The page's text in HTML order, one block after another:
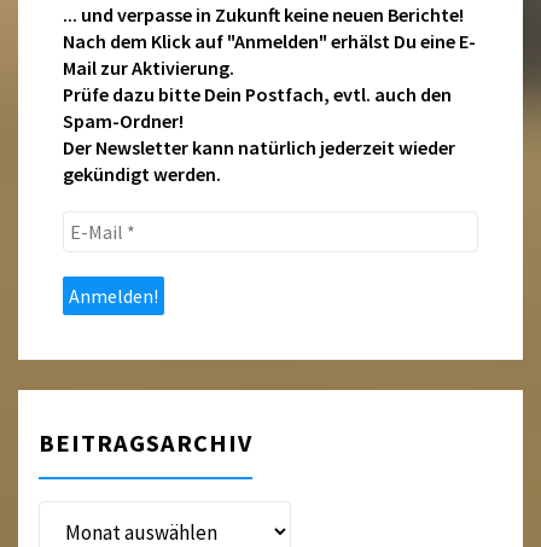
... und verpasse in Zukunft keine neuen Berichte!
Nach dem Klick auf "Anmelden" erhälst Du eine E-
Mail zur Aktivierung.
Prüfe dazu bitte Dein Postfach, evtl. auch den
Spam-Ordner!
Der Newsletter kann natürlich jederzeit wieder
gekündigt werden.
E-
*
BEITRAGSARCHIV
Beitragsarchiv